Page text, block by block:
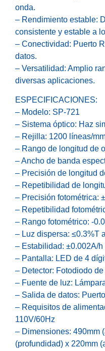
onda.
– Rendimiento estable:
consistente y estable a
– Conectividad: Puerto
datos.
– Versatilidad: Amplio
diversas aplicaciones.
ESPECIFICACIONES:
– Modelo: SP-721
– Sistema óptico: Haz
– Rejilla: 1200 líneas/
– Rango de longitud de
– Ancho de banda
– Precisión de longitud
– Repetibilidad de
– Precisión fotométrica:
– Repetibilidad
– Rango fotométrico: -
– Luz dispersa: ≤0.3%T
– Estabilidad: ±0.002A/h
– Pantalla: LED de 4
– Detector: Fotodiodo
– Fuente de luz:
– Salida de datos:
– Requisitos de
110V/60Hz
– Dimensiones: 490mm
(profundidad) x 220mm